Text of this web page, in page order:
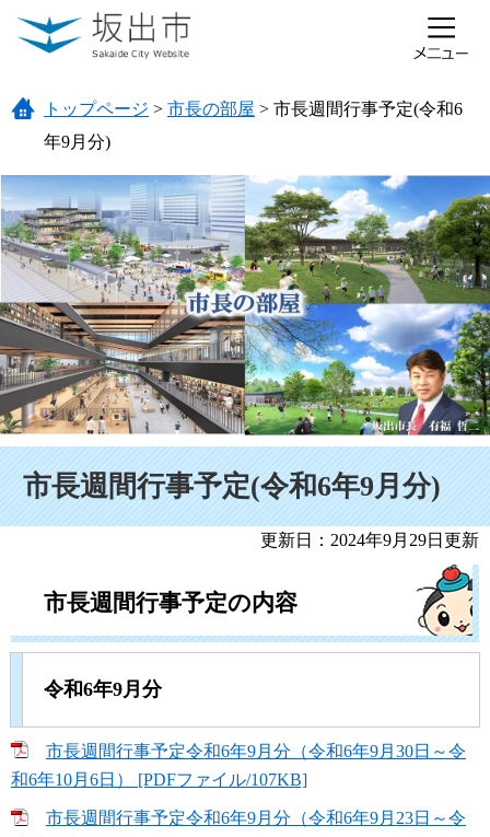
ページの先頭です。
メニューを飛ばして本文へ
トップページ > 市長の部屋 > 市長週間行事予定(令和6
年9月分)
市長週間行事予定(令和6年9月分)
更新日：2024年9月29日更新
市長週間行事予定の内容
令和6年9月分
市長週間行事予定令和6年9月分（令和6年9月30日～令
和6年10月6日） [PDFファイル/107KB]
市長週間行事予定令和6年9月分（令和6年9月23日～令